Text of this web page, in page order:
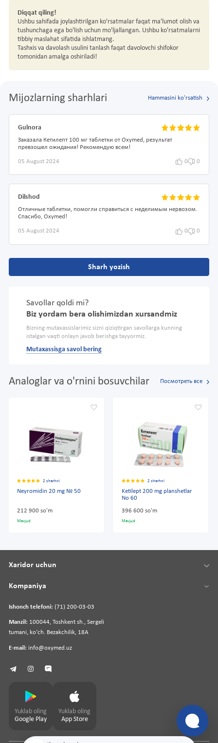
Diqqat qiling!
Ushbu sahifada joylashtirilgan ko'rsatmalar faqat ma'lumot olish va
tushunchaga ega bo'lish uchun mo'ljallangan. Ushbu ko'rsatmalarni
tibbiy maslahat sifatida ishlatmang.
Tashxis va davolash usulini tanlash faqat davolovchi shifokor
tomonidan amalga oshiriladi!
Mijozlarning sharhlari Hammasini ko'rsatish
Gulnora
Заказала Кетилепт 100 мг таблетки от Oxymed, результат
превзошел ожидания! Рекомендую всем!
05 August 2024 0 0
Dilshod
Отличные таблетки, помогли справиться с неделимым нервозом.
Спасибо, Oxymed!
05 August 2024 0 0
Sharh yozish
Savollar qoldi mi?
Biz yordam bera olishimizdan xursandmiz
Bizning mutaxassislarimiz sizni qiziqtirgan savollarga kunning
istalgan vaqti onlayn javob berishga tayyormiz.
Mutaxassisga savol bering
Analoglar va o'rnini bosuvchilar Посмотреть все
2 sharhni
Neyromidin 20 mg № 50
212 900 so'm
Mavjud
2 sharhni
Ketilept 200 mg planshetlar
No 60
396 600 so'm
Mavjud
Ishonch telefoni: (71) 200-03-03
Manzil: 100044, Toshkent sh., Sergeli
tumani, koʻch. Bezakchilik, 18A
E-mail: info@oxymed.uz
Xaridor uchun
Kompaniya
Yuklab oling
Google Play
Yuklab oling
App Store